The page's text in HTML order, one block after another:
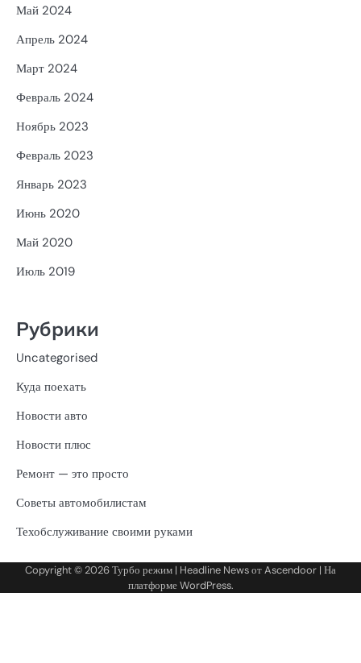
Май 2024
Апрель 2024
Март 2024
Февраль 2024
Ноябрь 2023
Февраль 2023
Январь 2023
Июнь 2020
Май 2020
Июль 2019
Рубрики
Uncategorised
Куда поехать
Новости авто
Новости плюс
Ремонт — это просто
Советы автомобилистам
Техобслуживание своими руками
Copyright © 2026Турбо режим | Headline News отAscendoor | На
платформеWordPress.